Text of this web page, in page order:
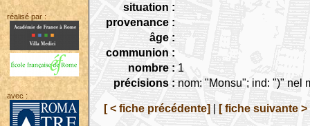
réalisé par :
avec :
situation :
provenance :
âge :
communion :
nombre : 1
précisions : nom: "Monsu"; ind: ")" nel
[ < fiche précédente] [ fiche suivante >